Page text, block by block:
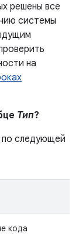
решены все
системы
на
Тип?
по следующей
кода